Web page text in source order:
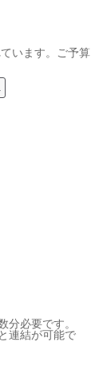
います。ご予算
分必要です。
連結が可能で